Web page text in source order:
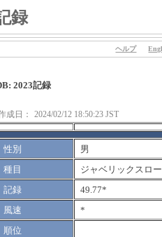
録
ヘルプ
2023記録
成日： 2024/02/12 18:50:23 JST
性別
男
種目
ジャベリックスロ
記録
49.77*
風速
*
順位